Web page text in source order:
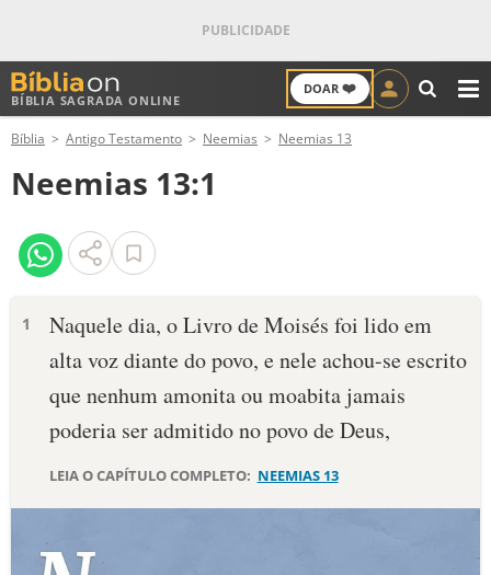
BÍBLIA SAGRADA ONLINE
DOAR ❤️
ANTIGO TESTAMENTO
NOVO TESTAMENTO
VERSÍCULOS
PALAVRA DO DIA
SALMO DO DIA
DEVOCIONAL DIÁRIO
Bíblia Antigo Testamento Neemias Neemias 13
Neemias 13:1
1
Naquele dia, o Livro de Moisés foi lido em
alta voz diante do povo, e nele achou-se escrito
que nenhum amonita ou moabita jamais
poderia ser admitido no povo de Deus,
LEIA O CAPÍTULO COMPLETO: NEEMIAS 13